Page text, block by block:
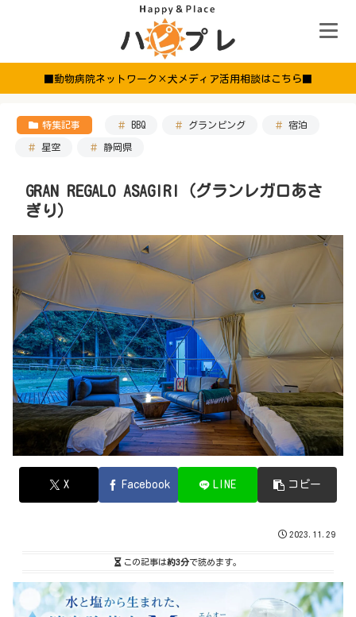
■動物病院ネットワーク×犬メディア活用相談はこちら■
特集記事 BBQ グランピング 宿泊
星空 静岡県
GRAN REGALO ASAGIRI（グランレガロあさ
ぎり）
X Facebook LINE コピー
2023.11.29
この記事は約3分で読めます。